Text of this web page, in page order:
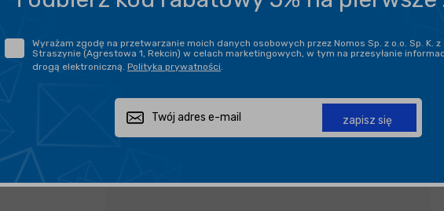
PROFESJONALNE DORADZTWO
Zapytaj o produkt
Wyrażam zgodę na przetwarzanie moich danych osobowych przez Nomos Sp. z o.o. Sp. K. z
Straszynie (Agrestowa 1, Rekcin) w celach marketingowych, w tym na przesyłanie
drogą elektroniczną. Polityka prywatności
zapisz się